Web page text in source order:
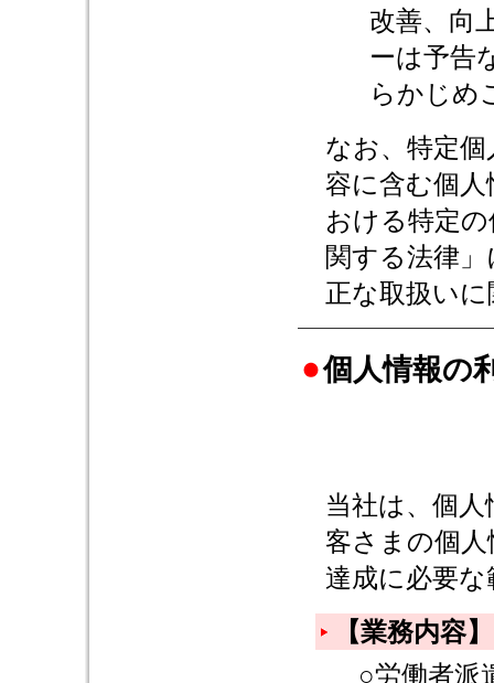
改善、向
ーは予告
らかじめ
なお、特定
容に含む個
おける特定
関する法律
正な取扱い
個人情報の
当社は、個
客さまの個
達成に必要
【業務内容】
○労働者派